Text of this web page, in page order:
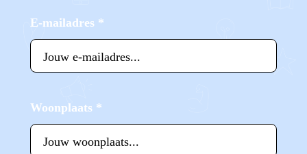
E-mailadres *
Woonplaats *